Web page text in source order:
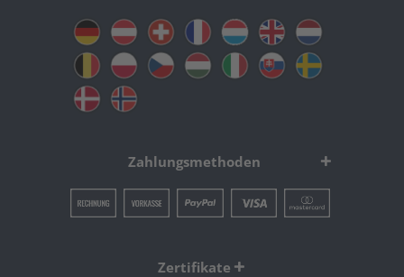
Zahlungsmethoden
Zertifikate